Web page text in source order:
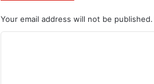
Your email address will not be published.